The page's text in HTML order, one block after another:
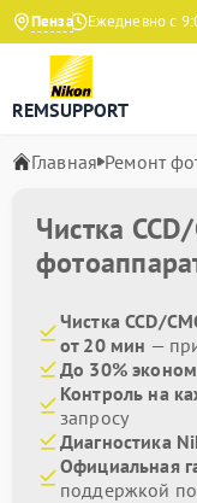
ПензаЕжедневно с 9:00
REMSUPPORT
Главная Ремонт
Чистка
Чистка CCD/
от 20 мин —
До 30%
Контроль на
запросу
Диагностика
Официальная
поддержкой